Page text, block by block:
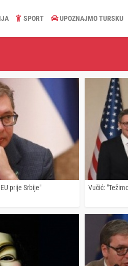
SPORT UPOZNAJMO TURSKU
prije Srbije" Vučić: